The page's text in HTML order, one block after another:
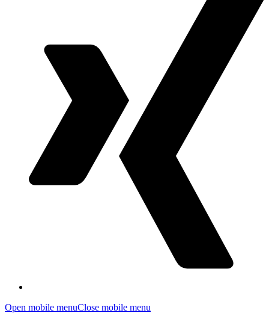
Open mobile menuClose mobile menu